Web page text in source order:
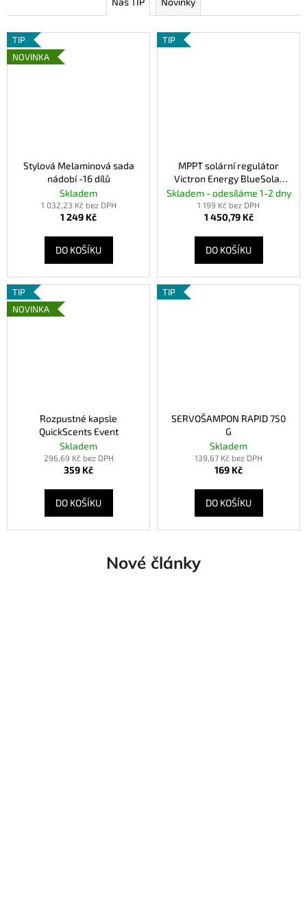
TIP
NOVINKA
Stylová Melaminová sada
nádobí -16 dílů
Skladem
1 032,23 Kč bez DPH
1 249 Kč
DO KOŠÍKU
TIP
MPPT solární regulátor
Victron Energy BlueSolar
75/15
Skladem - odesíláme 1-2 dny
1 199 Kč bez DPH
1 450,79 Kč
DO KOŠÍKU
TIP
NOVINKA
Rozpustné kapsle
QuickScents Event
Skladem
296,69 Kč bez DPH
359 Kč
DO KOŠÍKU
TIP
SERVOŠAMPON RAPID 750
G
Skladem
139,67 Kč bez DPH
169 Kč
DO KOŠÍKU
Nové články